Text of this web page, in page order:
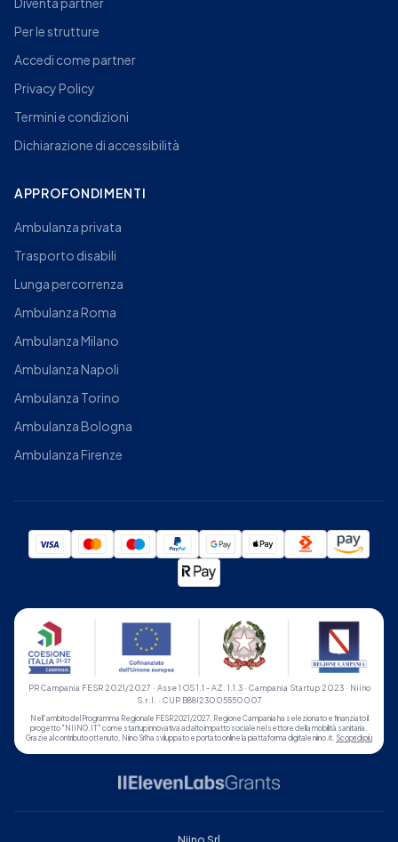
Per le strutture
Accedi come partner
Privacy Policy
Termini e condizioni
Dichiarazione di accessibilità
APPROFONDIMENTI
Ambulanza privata
Trasporto disabili
Lunga percorrenza
Ambulanza Roma
Ambulanza Milano
Ambulanza Napoli
Ambulanza Torino
Ambulanza Bologna
Ambulanza Firenze
PR Campania FESR 2021/2027 · Asse 1 OS 1.1 - AZ. 1.1.3 · Campania Startup 2023 · Niino
S.r.l. · CUP B88I23005550007
Nell'ambito del Programma Regionale FESR 2021/2027, Regione Campania ha selezionato e finanziato il
progetto "NIINO.IT" come startup innovativa ad alto impatto sociale nel settore della mobilità sanitaria.
Grazie al contributo ottenuto, Niino Srl ha sviluppato e portato online la piattaforma digitale niino.it. Scopri di più